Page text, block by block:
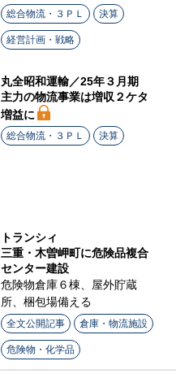
総合物流・３ＰＬ 決算
経営計画・戦略
丸全昭和運輸／25年３月期
主力の物流事業は増収２ケタ
増益に
総合物流・３ＰＬ 決算
トランシィ
三重・木曽岬町に危険品複合
センター建設
危険物倉庫６棟、屋外貯蔵
所、梱包場備える
全文公開記事 倉庫・物流施設
危険物・化学品